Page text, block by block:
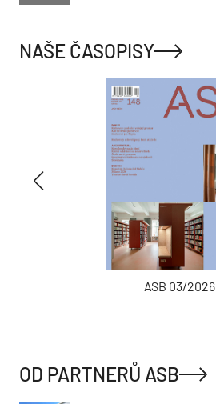
NAŠE ČASOPISY
ASB 03/2026
OD PARTNERŮ ASB